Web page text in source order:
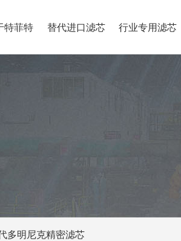
特菲特 替代进口滤芯 行业专用滤芯
多明尼克精密滤芯